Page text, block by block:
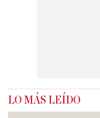
LO MÁS LEÍDO